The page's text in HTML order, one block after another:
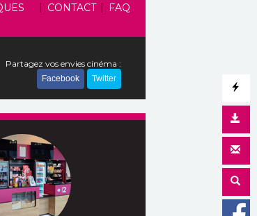
| CONTACT | FAQ
Partagez vos envies cinéma :
Facebook Twitter